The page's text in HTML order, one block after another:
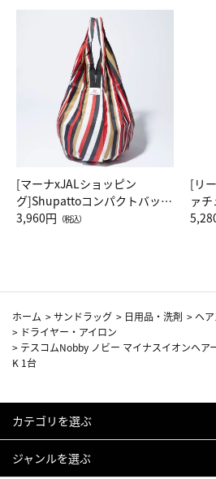
[マーナxJALショッピン
グ]Shupattoコンパクトバッグ
Drop JAL客室乗務員（LC）ス
3,960円 （税込）
[リ
ァ
ト（
ホーム >サンドラッグ > 日用品・洗剤 > ヘ
> ドライヤー・アイロン
> テスコムNobby ノビー マイナスイオンヘア
K 1台
カテゴリを選ぶ
ジャンルを選ぶ